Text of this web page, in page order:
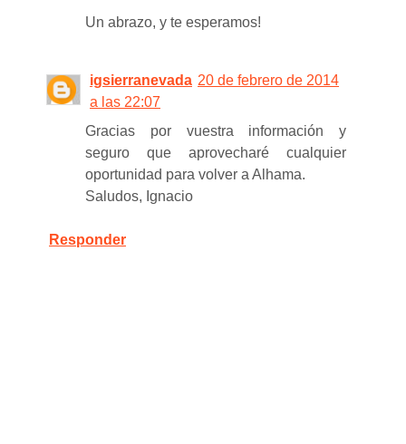
Un abrazo, y te esperamos!
igsierranevada 20 de febrero de 2014
a las 22:07
Gracias por vuestra información y
seguro que aprovecharé cualquier
oportunidad para volver a Alhama.
Saludos, Ignacio
Responder